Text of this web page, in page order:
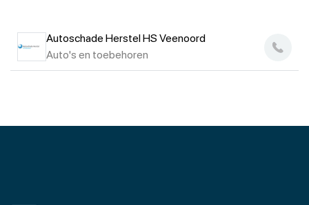
Autoschade Herstel HS Veenoord
Auto's en toebehoren